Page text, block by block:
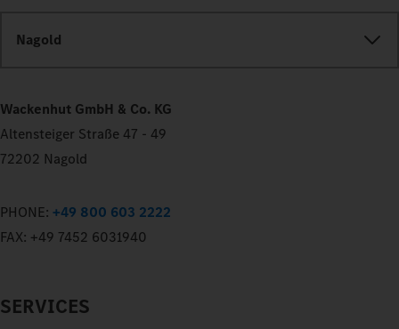
Nagold
Wackenhut GmbH & Co. KG
Altensteiger Straße 47 - 49
72202 Nagold
PHONE: +49 800 603 2222
FAX: +49 7452 6031940
SERVICES